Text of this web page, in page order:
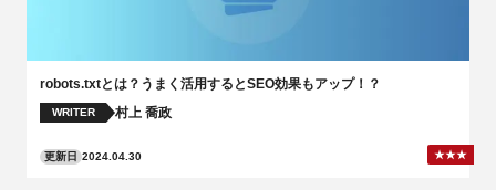
robots.txtとは？うまく活用するとSEO効果もアップ！？
WRITER 村上 喬政
更新日 2024.04.30